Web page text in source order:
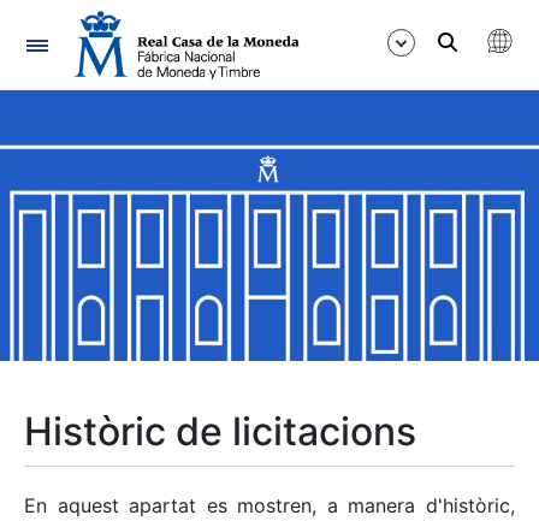
Navegació
Mostra/Amaga
Mostra/Amaga
Mostra/Amaga
Històric de licitacions
En aquest apartat es mostren, a manera d'històric,